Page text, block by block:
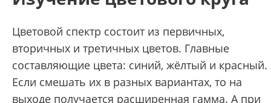
Цветовой спектр состоит из первичных,
вторичных и третичных цветов. Главные
составляющие цвета: синий, жёлтый и красный.
Если смешать их в разных вариантах, то на
выходе получается расширенная гамма. А при